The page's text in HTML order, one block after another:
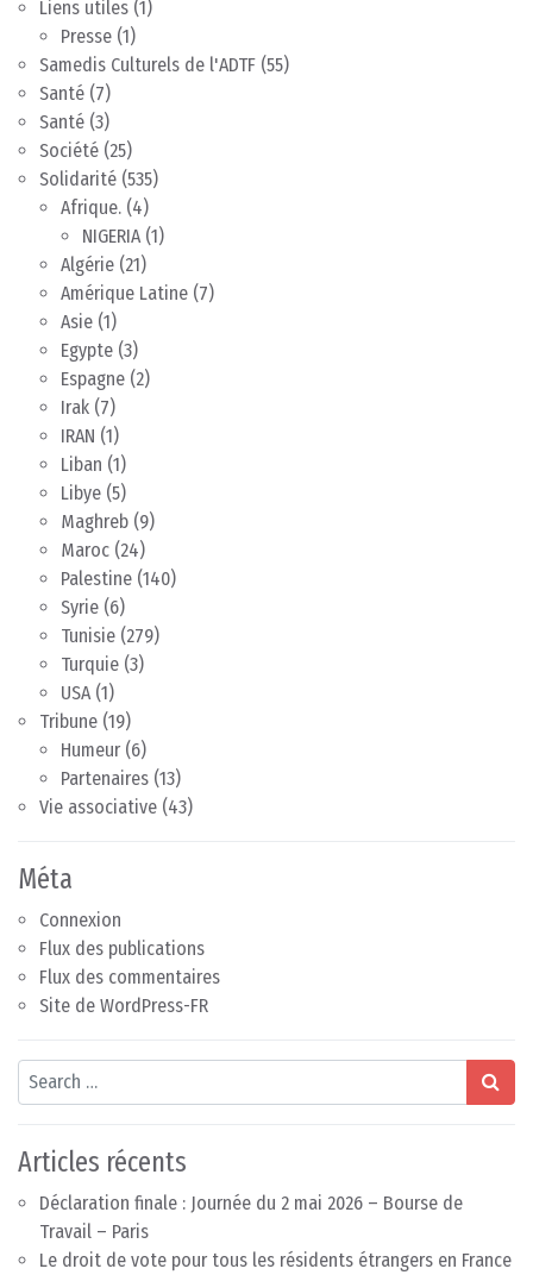
Liens utiles (1)
Presse (1)
Samedis Culturels de l'ADTF (55)
Santé (7)
Santé (3)
Société (25)
Solidarité (535)
Afrique. (4)
NIGERIA(1)
Algérie (21)
Amérique Latine (7)
Asie (1)
Egypte (3)
Espagne (2)
Irak (7)
IRAN (1)
Liban (1)
Libye (5)
Maghreb (9)
Maroc (24)
Palestine (140)
Syrie (6)
Tunisie (279)
Turquie (3)
USA(1)
Tribune (19)
Humeur (6)
Partenaires (13)
Vie associative (43)
Méta
Connexion
Flux des publications
Flux des commentaires
Site de WordPress-FR
Search
Articles récents
Déclaration finale : Journée du 2 mai 2026 – Bourse de
Travail – Paris
Le droit de vote pour tous les résidents étrangers en France